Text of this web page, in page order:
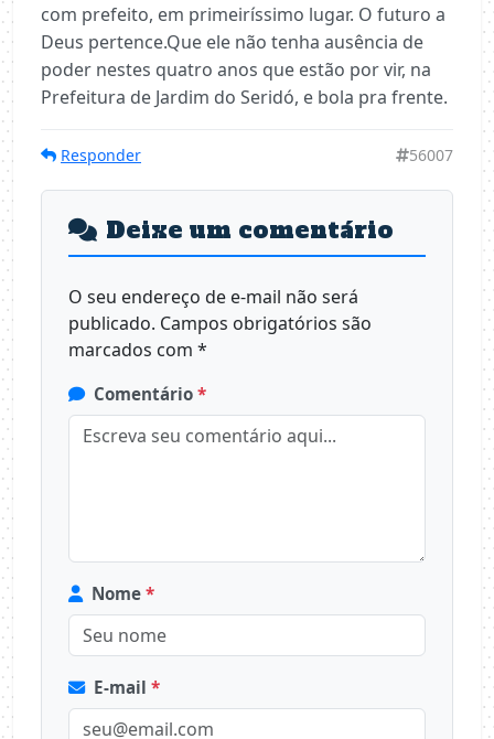
com prefeito, em primeiríssimo lugar. O futuro a
Deus pertence.Que ele não tenha ausência de
poder nestes quatro anos que estão por vir, na
Prefeitura de Jardim do Seridó, e bola pra frente.
Responder 56007
Deixe um comentário
O seu endereço de e-mail não será
publicado. Campos obrigatórios são
marcados com *
Comentário *
Nome *
E-mail *